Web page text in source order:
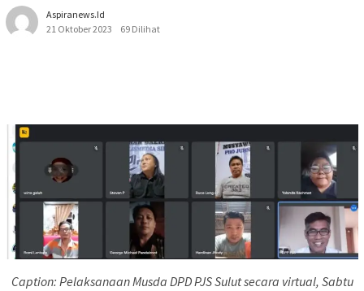
Aspiranews.id
21 Oktober 2023
69 Dilihat
Caption: Pelaksanaan Musda DPD PJS Sulut secara virtual, Sabtu